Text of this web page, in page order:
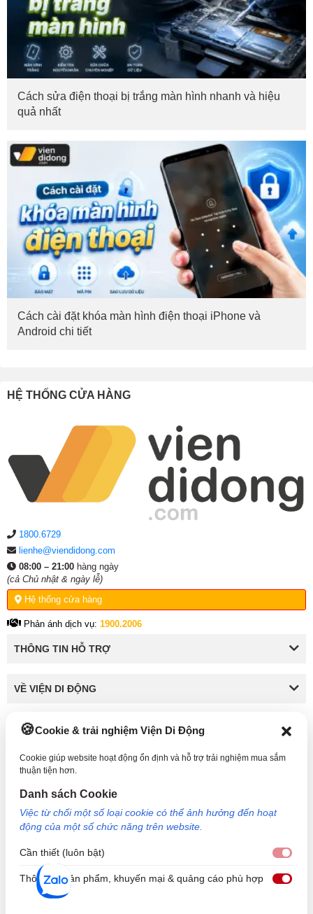
Cookie & trải nghiệm Viện Di Động
Cookie giúp website hoạt động ổn định và hỗ trợ trải nghiệm mua sắm
thuận tiện hơn.
Danh sách Cookie
Việc từ chối một số loại cookie có thể ảnh hưởng đến hoạt
động của một số chức năng trên website.
Cần thiết (luôn bật)
Thông tin sản phẩm, khuyến mại & quảng cáo phù hợp
Cách sửa điện thoại bị trắng màn hình nhanh và hiệu
quả nhất
Cách cài đặt khóa màn hình điện thoại iPhone và
Android chi tiết
HỆ THỐNG CỬA HÀNG
1800.6729
lienhe@viendidong.com
08:00 – 21:00 hàng ngày
(cả Chủ nhật & ngày lễ)
Hệ thống cửa hàng
Phản ánh dịch vụ: 1900.2006
THÔNG TIN HỖ TRỢ
VỀ VIỆN DI ĐỘNG
KẾT NỐI VỚI VIỆN DI ĐỘNG
Định, TP HCM. Mã số doanh nghiệp: 0317265132 - Ngày cấp: 25/04/2022 - Nơi cấp: Sở
kế hoạch và đầu tư TP Hồ Chí Minh. Giám đốc: Nguyễn Ngọc Ngân. Hotline: 1800.6729
(miễn phí) - Email: cskh@viendidong.com - Bản quyền thuộc về Viện Di Động.